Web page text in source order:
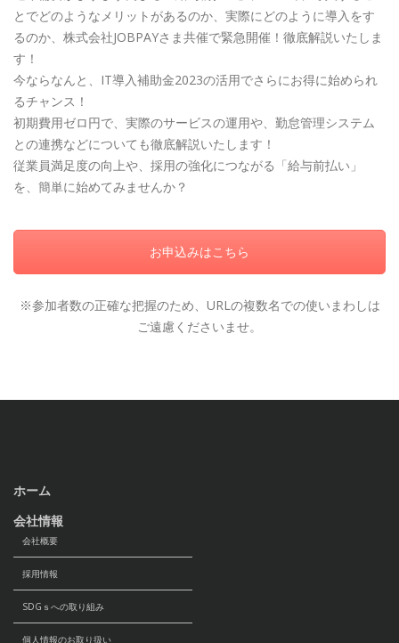
とでどのようなメリットがあるのか、実際にどのように導入をす
るのか、株式会社JOBPAYさま共催で緊急開催！徹底解説いたしま
す！
今ならなんと、IT導入補助金2023の活用でさらにお得に始められ
るチャンス！
初期費用ゼロ円で、実際のサービスの運用や、勤怠管理システム
との連携などについても徹底解説いたします！
従業員満足度の向上や、採用の強化につながる「給与前払い」
を、簡単に始めてみませんか？
お申込みはこちら
※参加者数の正確な把握のため、URLの複数名での使いまわしは
ご遠慮くださいませ。
ホーム
会社情報
会社概要
採用情報
SDGｓへの取り組み
個人情報のお取り扱い